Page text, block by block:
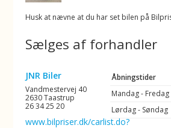
Husk at nævne at du har set bilen på
Sælges af forhandler
JNR Biler
Vandmestervej 40
2630 Taastrup
26 34 25 20
www.bilpriser.dk/carlist.do?
Åbningstider
Mandag - Fredag
Lørdag - Søndag